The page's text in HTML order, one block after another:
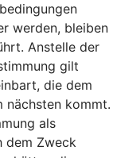
werden, bleiben
Anstelle der
gilt
die dem
nächsten kommt.
als
dem Zweck